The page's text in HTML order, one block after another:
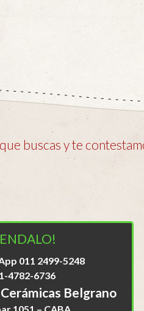
buscas y te
011 2499-5248
4782-6736
Belgrano